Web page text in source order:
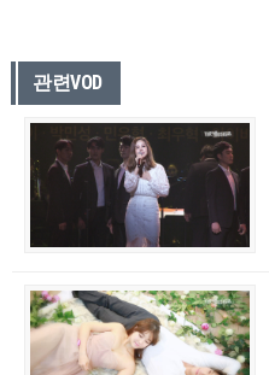
관련VOD